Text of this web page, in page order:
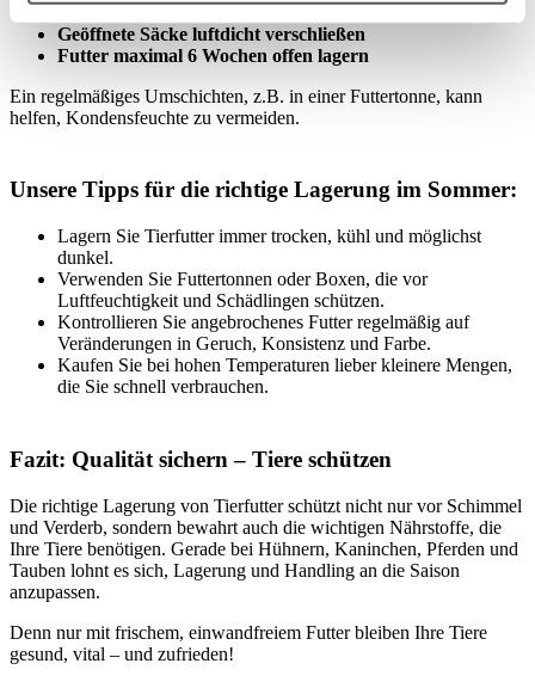
Geöffnete Säcke luftdicht verschließen
Futter maximal 6 Wochen offen lagern
Ein regelmäßiges Umschichten, z.B. in einer Futtertonne, kann
helfen, Kondensfeuchte zu vermeiden.
Unsere Tipps für die richtige Lagerung im Sommer:
Lagern Sie Tierfutter immer trocken, kühl und möglichst
dunkel.
Verwenden Sie Futtertonnen oder Boxen, die vor
Luftfeuchtigkeit und Schädlingen schützen.
Kontrollieren Sie angebrochenes Futter regelmäßig auf
Veränderungen in Geruch, Konsistenz und Farbe.
Kaufen Sie bei hohen Temperaturen lieber kleinere Mengen,
die Sie schnell verbrauchen.
Fazit: Qualität sichern – Tiere schützen
Die richtige Lagerung von Tierfutter schützt nicht nur vor Schimmel
und Verderb, sondern bewahrt auch die wichtigen Nährstoffe, die
Ihre Tiere benötigen. Gerade bei Hühnern, Kaninchen, Pferden und
Tauben lohnt es sich, Lagerung und Handling an die Saison
anzupassen.
Denn nur mit frischem, einwandfreiem Futter bleiben Ihre Tiere
gesund, vital – und zufrieden!